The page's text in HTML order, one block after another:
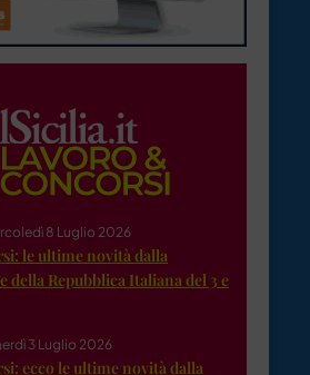
8 Luglio 2026
le ultime novità dalla
della Repubblica Italiana del 3 e
3 Luglio 2026
ecco le ultime novità dalla